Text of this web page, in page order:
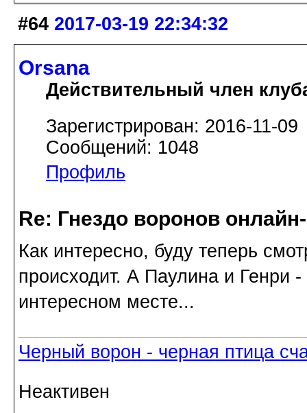
#64 2017-03-19 22:34:32
Orsana
Действительный член
Зарегистрирован: 2016-11-09
Сообщений: 1048
Профиль
Re: Гнездо воронов
Как интересно, буду теперь
происходит. А Паулина и Генри
интересном месте...
Черный ворон - черная птица
Неактивен